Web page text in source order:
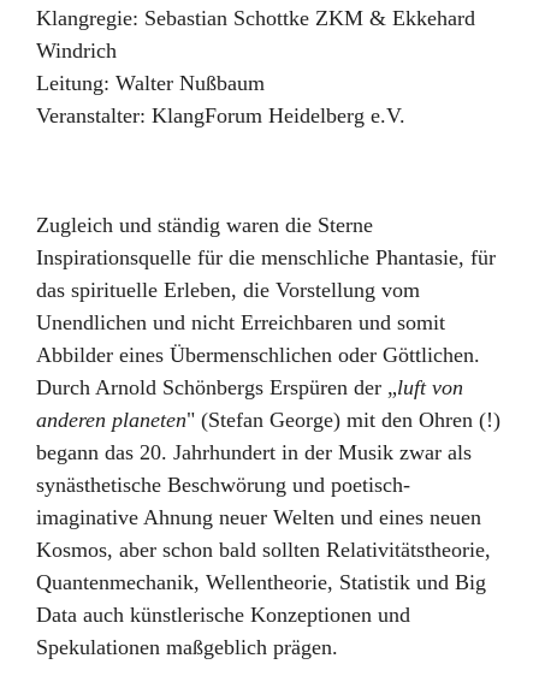
Klangregie: Sebastian Schottke ZKM & Ekkehard
Windrich
Leitung: Walter Nußbaum
Veranstalter: KlangForum Heidelberg e.V.
Zugleich und ständig waren die Sterne
Inspirationsquelle für die menschliche Phantasie, für
das spirituelle Erleben, die Vorstellung vom
Unendlichen und nicht Erreichbaren und somit
Abbilder eines Übermenschlichen oder Göttlichen.
Durch Arnold Schönbergs Erspüren der „luft von
anderen planeten" (Stefan George) mit den Ohren (!)
begann das 20. Jahrhundert in der Musik zwar als
synästhetische Beschwörung und poetisch-
imaginative Ahnung neuer Welten und eines neuen
Kosmos, aber schon bald sollten Relativitätstheorie,
Quantenmechanik, Wellentheorie, Statistik und Big
Data auch künstlerische Konzeptionen und
Spekulationen maßgeblich prägen.